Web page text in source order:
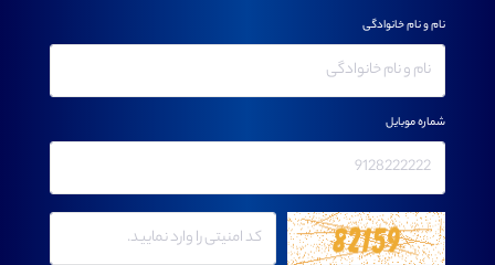
نام و نام خانوادگی
شماره موبایل